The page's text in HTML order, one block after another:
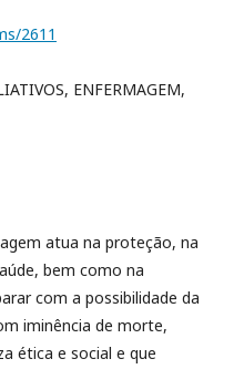
2611
ENFERMAGEM,
atua na proteção, na
bem como na
com a possibilidade da
iminência de morte,
ética e social e que